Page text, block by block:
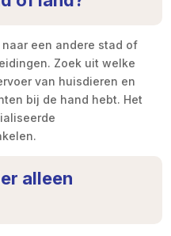
een andere stad of
Zoek uit welke
van huisdieren en
bij de hand hebt. Het
alleen